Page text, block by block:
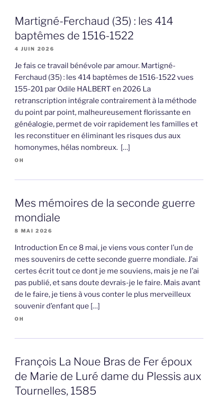
Martigné-Ferchaud (35) : les 414
baptêmes de 1516-1522
4 JUIN 2026
Je fais ce travail bénévole par amour. Martigné-
Ferchaud (35) : les 414 baptêmes de 1516-1522 vues
155-201 par Odile HALBERT en 2026 La
retranscription intégrale contrairement à la méthode
du point par point, malheureusement florissante en
généalogie, permet de voir rapidement les familles et
les reconstituer en éliminant les risques dus aux
homonymes, hélas nombreux. […]
OH
Mes mémoires de la seconde guerre
mondiale
8 MAI 2026
Introduction En ce 8 mai, je viens vous conter l’un de
mes souvenirs de cette seconde guerre mondiale. J’ai
certes écrit tout ce dont je me souviens, mais je ne l’ai
pas publié, et sans doute devrais-je le faire. Mais avant
de le faire, je tiens à vous conter le plus merveilleux
souvenir d’enfant que […]
OH
François La Noue Bras de Fer époux
de Marie de Luré dame du Plessis aux
Tournelles, 1585